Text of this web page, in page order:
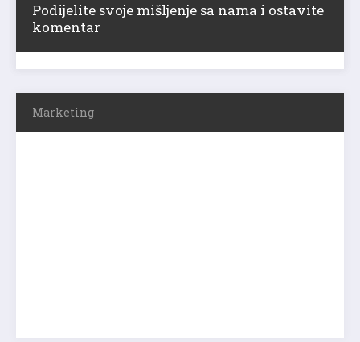
Podijelite svoje mišljenje sa nama i ostavite
komentar
Marketing